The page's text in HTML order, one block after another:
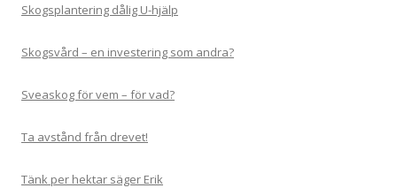
Skogsplantering dålig U-hjälp
Skogsvård – en investering som andra?
Sveaskog för vem – för vad?
Ta avstånd från drevet!
Tänk per hektar säger Erik